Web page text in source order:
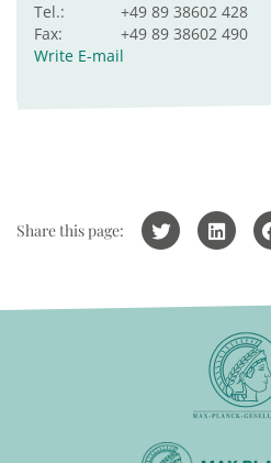
Tel.:
+49 89 38602 428
Fax:
+49 89 38602 490
Write E-mail
Share this page: